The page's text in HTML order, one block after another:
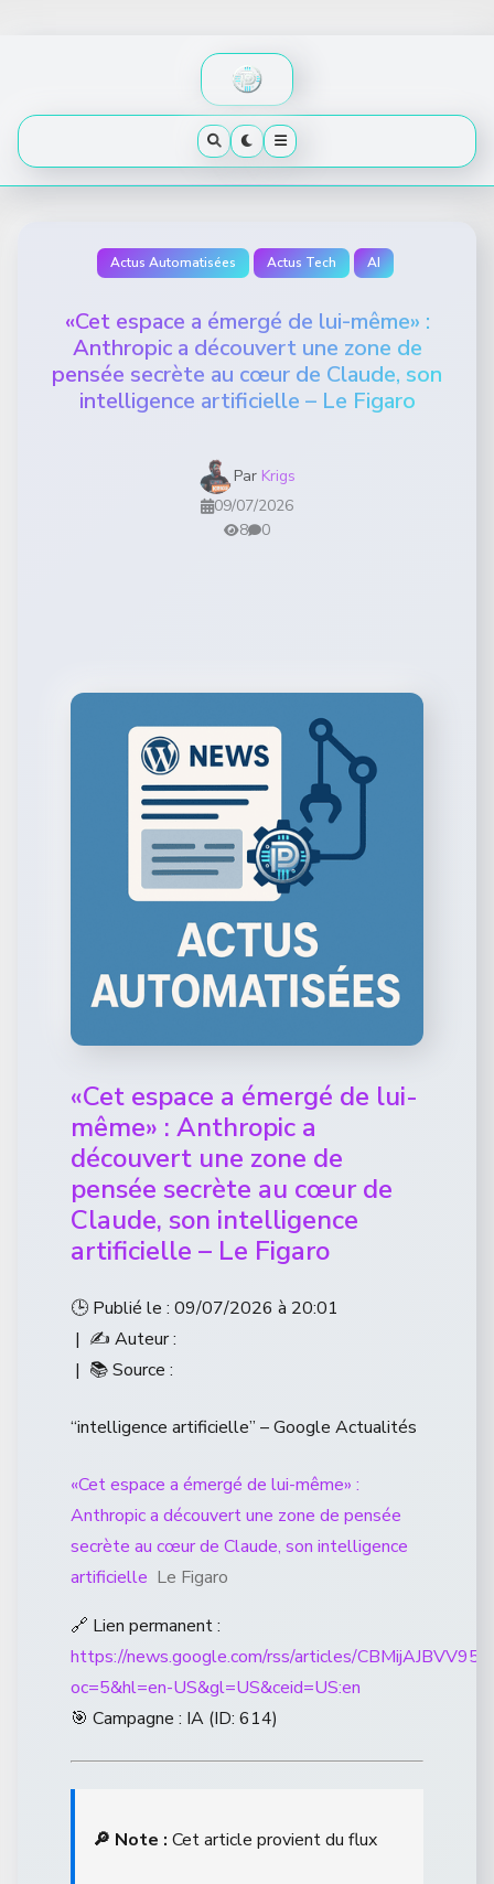
Actus Automatisées Actus Tech AI
«Cet espace a émergé de lui-même» :
Anthropic a découvert une zone de
pensée secrète au cœur de Claude, son
intelligence artificielle – Le Figaro
Par Krigs
09/07/2026
8
0
«Cet espace a émergé de lui-
même» : Anthropic a
découvert une zone de
pensée secrète au cœur de
Claude, son intelligence
artificielle – Le Figaro
🕒 Publié le : 09/07/2026 à 20:01
| ✍️ Auteur :
| 📚 Source :
“intelligence artificielle” – Google Actualités
«Cet espace a émergé de lui-même» :
Anthropic a découvert une zone de pensée
secrète au cœur de Claude, son intelligence
artificielle Le Figaro
🔗 Lien permanent :
https://news.google.com/rss/articles/
oc=5&hl=en-US&gl=US&ceid=US:en
🎯 Campagne : IA (ID: 614)
🔎 Note : Cet article provient du flux